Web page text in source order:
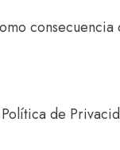
de